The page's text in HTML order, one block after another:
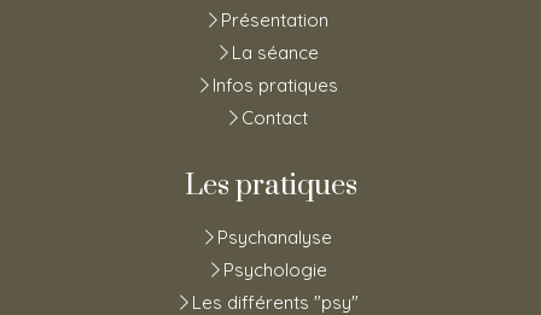
Présentation
La séance
Infos pratiques
Contact
Les pratiques
Psychanalyse
Psychologie
Les différents "psy"